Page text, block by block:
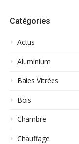
Catégories
Actus
Aluminium
Baies Vitrées
Bois
Chambre
Chauffage